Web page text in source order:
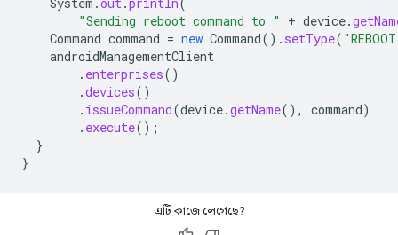
"Sending reboot command to "
+ device.
Command command = new Command(). setType(
androidManagementClient
. enterprises()
.devices()
. issueCommand(device.getName(), command)
. execute();
}
}
এটি কাজে লেগেছে?